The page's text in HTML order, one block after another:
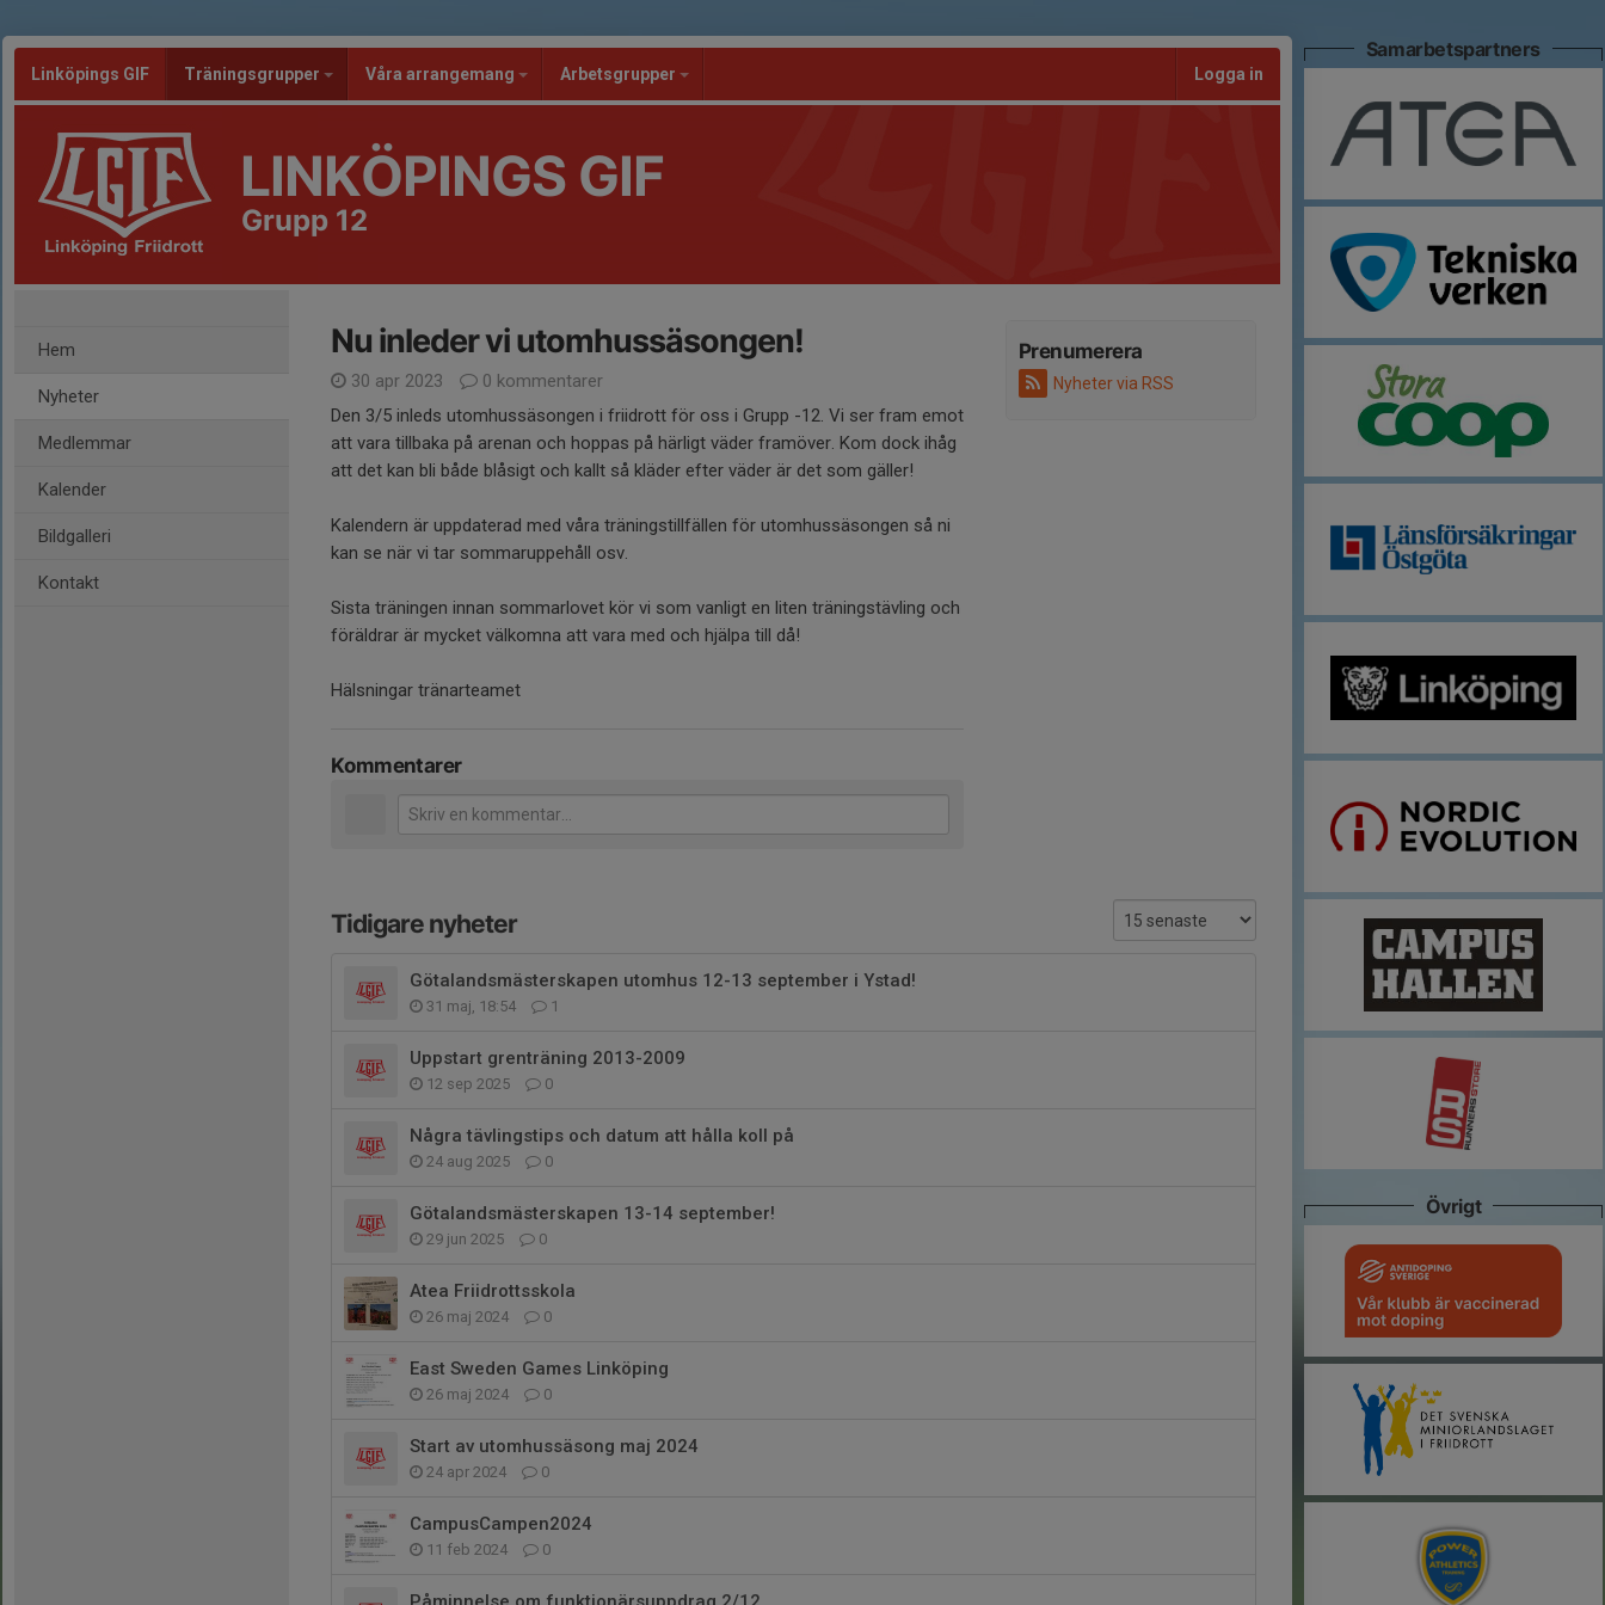
Linköpings GIF Träningsgrupper Våra arrangemang Arbetsgrupper Logga in
LINKÖPINGS GIF
Grupp 12
Hem
Nyheter
Medlemmar
Kalender
Bildgalleri
Kontakt
Prenumerera
Nyheter via RSS
Nu inleder vi utomhussäsongen!
30 apr 2023
0 kommentarer
Den 3/5 inleds utomhussäsongen i friidrott för oss i Grupp -12. Vi ser fram emot
att vara tillbaka på arenan och hoppas på härligt väder framöver. Kom dock ihåg
att det kan bli både blåsigt och kallt så kläder efter väder är det som gäller!
Kalendern är uppdaterad med våra träningstillfällen för utomhussäsongen så ni
kan se när vi tar sommaruppehåll osv.
Sista träningen innan sommarlovet kör vi som vanligt en liten träningstävling och
föräldrar är mycket välkomna att vara med och hjälpa till då!
Hälsningar tränarteamet
Kommentarer
Tidigare nyheter
Götalandsmästerskapen utomhus 12-13 september i Ystad!
31 maj, 18:54 1
Uppstart grenträning 2013-2009
12 sep 2025 0
Några tävlingstips och datum att hålla koll på
24 aug 2025 0
Götalandsmästerskapen 13-14 september!
29 jun 2025 0
Atea Friidrottsskola
26 maj 2024 0
East Sweden Games Linköping
26 maj 2024 0
Start av utomhussäsong maj 2024
24 apr 2024 0
CampusCampen2024
11 feb 2024 0
Samarbetspartners
Övrigt